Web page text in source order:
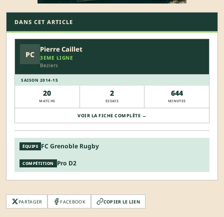
DANS CET ARTICLE
PC
Pierre Caillet
3EME LIGNE
Beziers
SAISON 2014-15
20
MATCHS
2
ESSAIS
644
MINUTES
VOIR LA FICHE COMPLÈTE →
ÉQUIPE FC Grenoble Rugby
COMPÉTITION Pro D2
PARTAGER FACEBOOK COPIER LE LIEN